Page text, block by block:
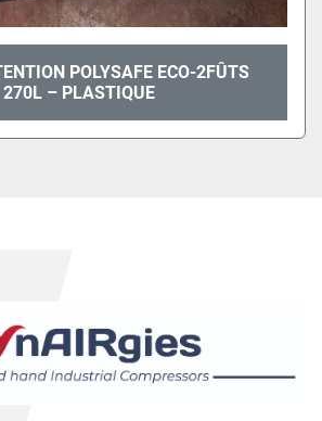
POLYSAFE ECO-2FÛTS
270L – PLASTIQUE